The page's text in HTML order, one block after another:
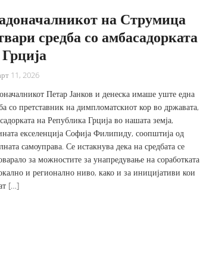
на Струмица
средба со амбасадорката
11, 2026
Петар Јанков и денеска имаше уште една
со претставник на димпломатскиот кор во државата,
на Република Грција во нашата земја,
екселенција Софија Филипиду, соопштија од
самоуправа. Се истакнува дека на средбата се
за можностите за унапредување на соработката
и регионално ниво, како и за иницијативи кои
[…]